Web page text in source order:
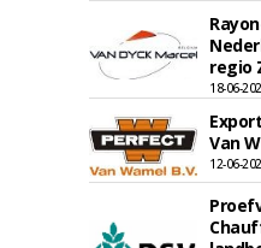
regio
18-06-
Van
12-06-